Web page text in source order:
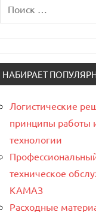
для:
НАБИРАЕТ
Логистические
принципы работы
технологии
техническое
КАМАЗ
Расходные